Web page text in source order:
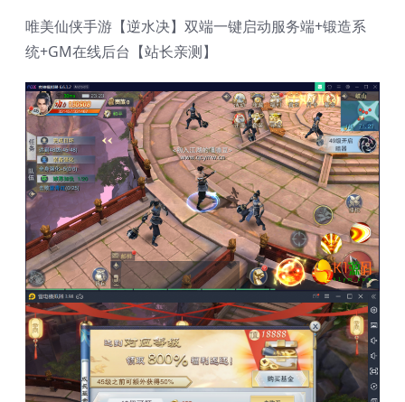
唯美仙侠手游【逆水决】双端一键启动服务端+锻造系
统+GM在线后台【站长亲测】